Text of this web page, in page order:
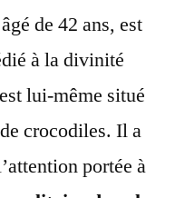
de 42 ans, est
à la divinité
lui-même situé
crocodiles. Il a
portée à